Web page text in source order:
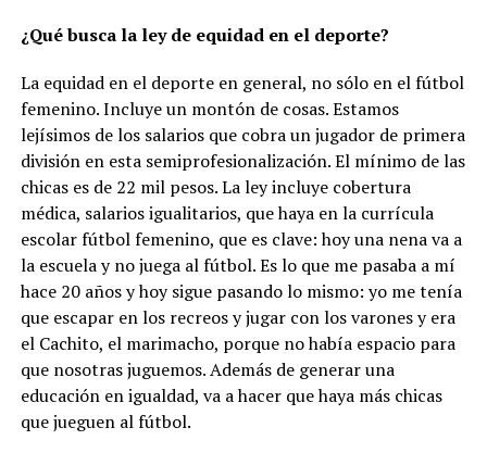
¿Qué busca la ley de equidad en el deporte?
La equidad en el deporte en general, no sólo en el fútbol
femenino. Incluye un montón de cosas. Estamos
lejísimos de los salarios que cobra un jugador de primera
división en esta semiprofesionalización. El mínimo de las
chicas es de 22 mil pesos. La ley incluye cobertura
médica, salarios igualitarios, que haya en la currícula
escolar fútbol femenino, que es clave: hoy una nena va a
la escuela y no juega al fútbol. Es lo que me pasaba a mí
hace 20 años y hoy sigue pasando lo mismo: yo me tenía
que escapar en los recreos y jugar con los varones y era
el Cachito, el marimacho, porque no había espacio para
que nosotras juguemos. Además de generar una
educación en igualdad, va a hacer que haya más chicas
que jueguen al fútbol.